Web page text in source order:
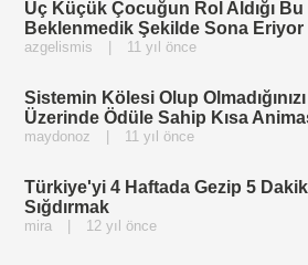
Üç Küçük Çocuğun Rol Aldığı
Beklenmedik Şekilde Sona Eriyor
azgelismis 11 yıl önce
Sistemin Kölesi Olup
Üzerinde Ödüle Sahip Kısa
maydonoz 11 yıl önce
Türkiye'yi 4 Haftada Gezip 5
Sığdırmak
mira 12 yıl önce